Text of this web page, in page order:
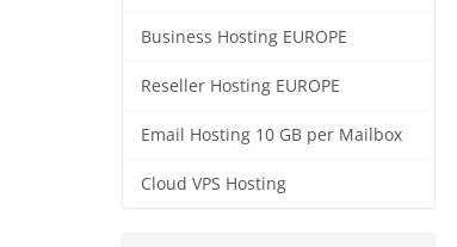
Business Hosting EUROPE
Reseller Hosting EUROPE
Email Hosting 10 GB per Mailbox
Cloud VPS Hosting